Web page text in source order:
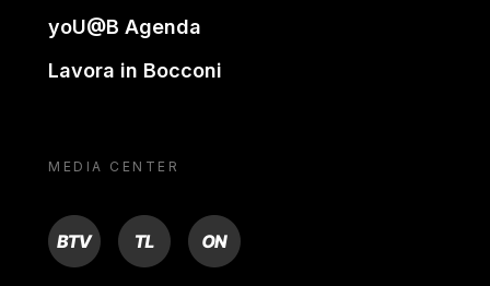
yoU@B Agenda
Lavora in Bocconi
MEDIA CENTER
BTV TL ON